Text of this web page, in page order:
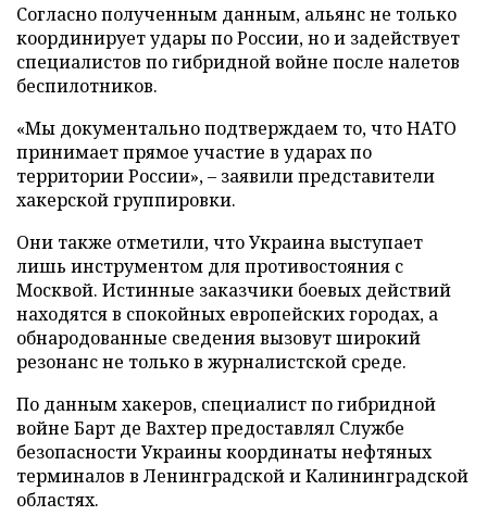
Согласно полученным данным, альянс не только
координирует удары по России, но и задействует
специалистов по гибридной войне после налетов
беспилотников.
«Мы документально подтверждаем то, что НАТО
принимает прямое участие в ударах по
территории России», – заявили представители
хакерской группировки.
Они также отметили, что Украина выступает
лишь инструментом для противостояния с
Москвой. Истинные заказчики боевых действий
находятся в спокойных европейских городах, а
обнародованные сведения вызовут широкий
резонанс не только в журналистской среде.
По данным хакеров, специалист по гибридной
войне Барт де Вахтер предоставлял Службе
безопасности Украины координаты нефтяных
терминалов в Ленинградской и Калининградской
областях.